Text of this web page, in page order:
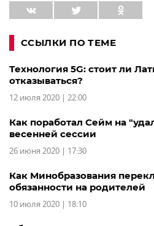
ССЫЛКИ ПО ТЕМЕ
Технология 5G: стоит ли
отказываться?
12 июля 2020 | 22:00
Как поработал Сейм на
весенней сессии
26 июня 2020 | 17:30
Как Минобразования
обязанности на родителей
10 июля 2020 | 18:10